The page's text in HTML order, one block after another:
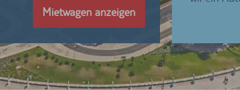
Mietwagen anzeigen